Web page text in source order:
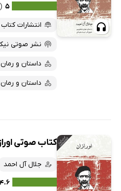
۵
انتشارات
نشر صوتی
داستان و رمان
داستان و رمان
کتاب صوتی
جلال آل احمد
۴.۶